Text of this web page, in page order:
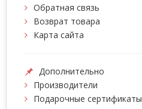
Обратная связь
Возврат товара
Карта сайта
Дополнительно
Производители
Подарочные сертификаты